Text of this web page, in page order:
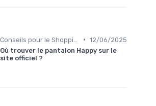
• 12/06/2025
Où trouver le pantalon Happy sur le
site officiel ?